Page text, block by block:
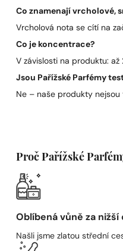
Co znamenají vrcholové,
Vrcholová nota se cítí na
Co je koncentrace?
V závislosti na produktu:
Jsou Pařížské Parfémy
Ne – naše produkty nejsou
Proč Pařížské
Oblíbená vůně za nižší
Našli jsme zlatou střední